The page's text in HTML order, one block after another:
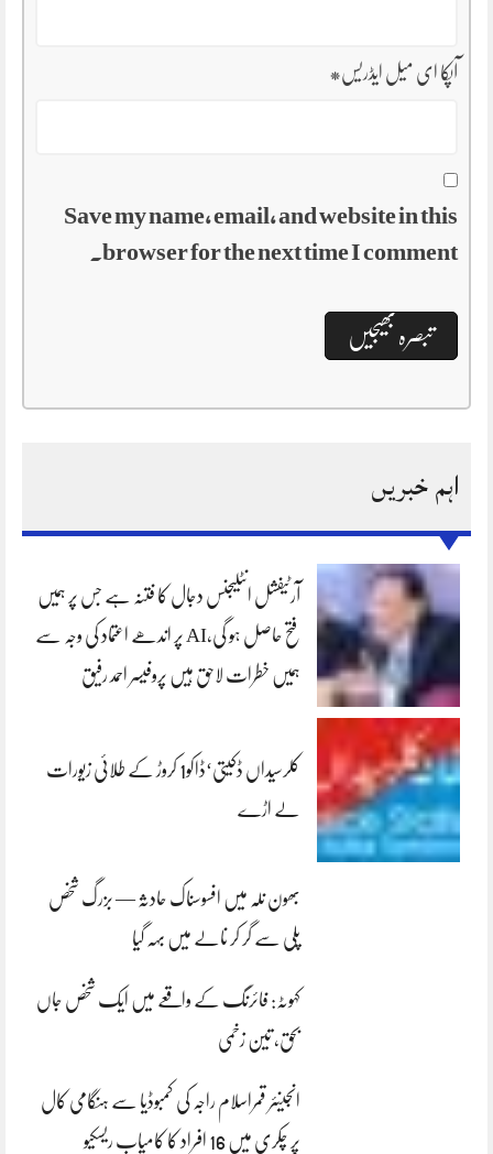
آپکا ای میل ایڈریس*
Save my name, email, and website in this
browser for the next time I comment.
اہم خبریں
آرٹیفشل انٹلیجنس دجال کا فتنہ ہے جس پر ہمیں
فتح حاصل ہو گی،AI پر اندھے اعتماد کی وجہ سے
ہمیں خطرات لاحق ہیں پروفیسر احمد رفیق
کلرسیداں ڈکیتی‘ڈاکو1 کروڑ کے طلائی زیورات
لے اڑے
بھون نلہ میں افسوسناک حادثہ — بزرگ شخص
پلی سے گر کر نالے میں بہہ گیا
کہوٹہ: فائرنگ کے واقعے میں ایک شخص جاں
بحق، تین زخمی
انجینئر قمراسلام راجہ کی کمبوڈیا سے ہنگامی کال
پر چکری میں 16 افراد کا کامیاب ریسکیو